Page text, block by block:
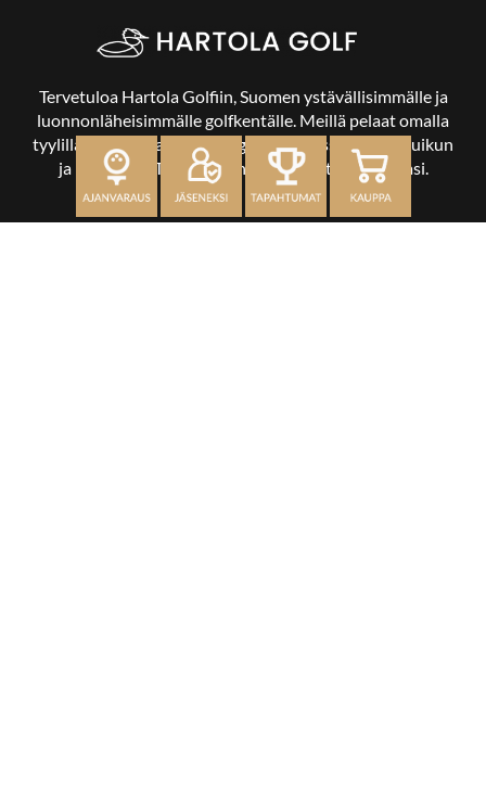
Tervetuloa Hartola Golfiin, Suomen ystävällisimmälle ja
luonnonläheisimmälle golfkentälle. Meillä pelaat omalla
tyylilläsi ja tasollasi – ja bongaat halutessasi vaikka uikun
ja kuikankin. Tärkeintä on, että nautit vierailustasi.